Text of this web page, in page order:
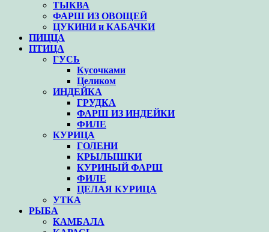
ТЫКВА
ФАРШ ИЗ ОВОЩЕЙ
ЦУКИНИ и КАБАЧКИ
ПИЦЦА
ПТИЦА
ГУСЬ
Кусочками
Целиком
ИНДЕЙКА
ГРУДКА
ФАРШ ИЗ ИНДЕЙКИ
ФИЛЕ
КУРИЦА
ГОЛЕНИ
КРЫЛЫШКИ
КУРИНЫЙ ФАРШ
ФИЛЕ
ЦЕЛАЯ КУРИЦА
УТКА
РЫБА
КАМБАЛА